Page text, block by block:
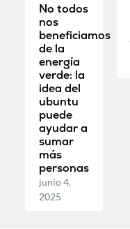
No todos
nos
beneficiamos
de la
energía
verde: la
idea del
ubuntu
puede
ayudar a
sumar
más
personas
junio 4,
2025